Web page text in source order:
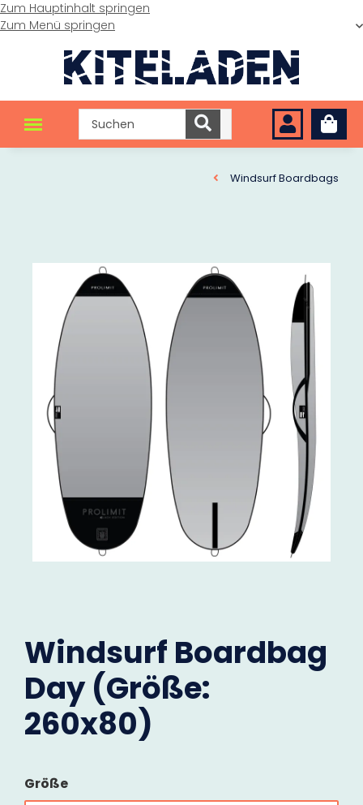
Zum Hauptinhalt springen
Zum Menü springen
Windsurf Boardbags
Windsurf Boardbag
Day (Größe:
260x80)
Größe